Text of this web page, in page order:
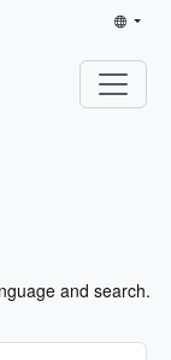
and search.